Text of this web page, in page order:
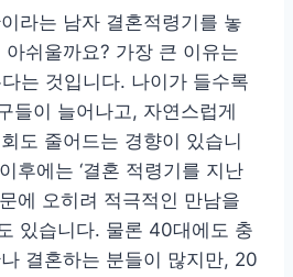
라는 남자 결혼적령기를 놓
쉬울까요? 가장 큰 이유는
다는 것입니다. 나이가 들수록
들이 늘어나고, 자연스럽게
도 줄어드는 경향이 있습니
후에는 ‘결혼 적령기를 지난
에 오히려 적극적인 만남을
있습니다. 물론 40대에도 충
결혼하는 분들이 많지만, 20